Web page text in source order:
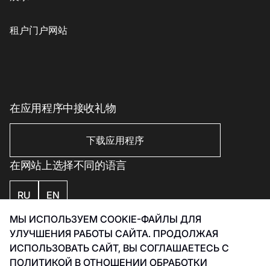
МЫ ИСПОЛЬЗУЕМ COOKIE-ФАЙЛЫ ДЛЯ
УЛУЧШЕНИЯ РАБОТЫ САЙТА. ПРОДОЛЖАЯ
ИСПОЛЬЗОВАТЬ САЙТ, ВЫ СОГЛАШАЕТЕСЬ С
ПОЛИТИКОЙ В ОТНОШЕНИИ ОБРАБОТКИ
家居用品
素食主義者/素食主義者
客户服务
儿童服务
租户门户网站
在应用程序中接收礼物
下载应用程序
在网站上选择不同的语言
RU EN
私隐政策
Smart Captcha 数据处理政策
发展 Инфинити 2026